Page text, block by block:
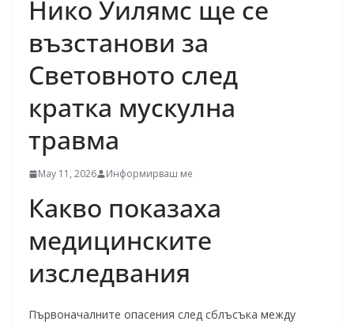
Нико Уилямс ще се
възстанови за
Световното след
кратка мускулна
травма
May 11, 2026 Информирваш ме
Какво показаха
медицинските
изследвания
Първоначалните опасения след сблъсъка между